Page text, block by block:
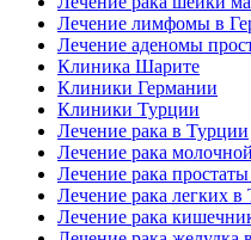
Лечение лимфомы в
Лечение аденомы
Клиника Шарите
Клиники Германии
Клиники Турции
Лечение рака в Турции
Лечение рака
Лечение рака
Лечение рака легких в
Лечение рака